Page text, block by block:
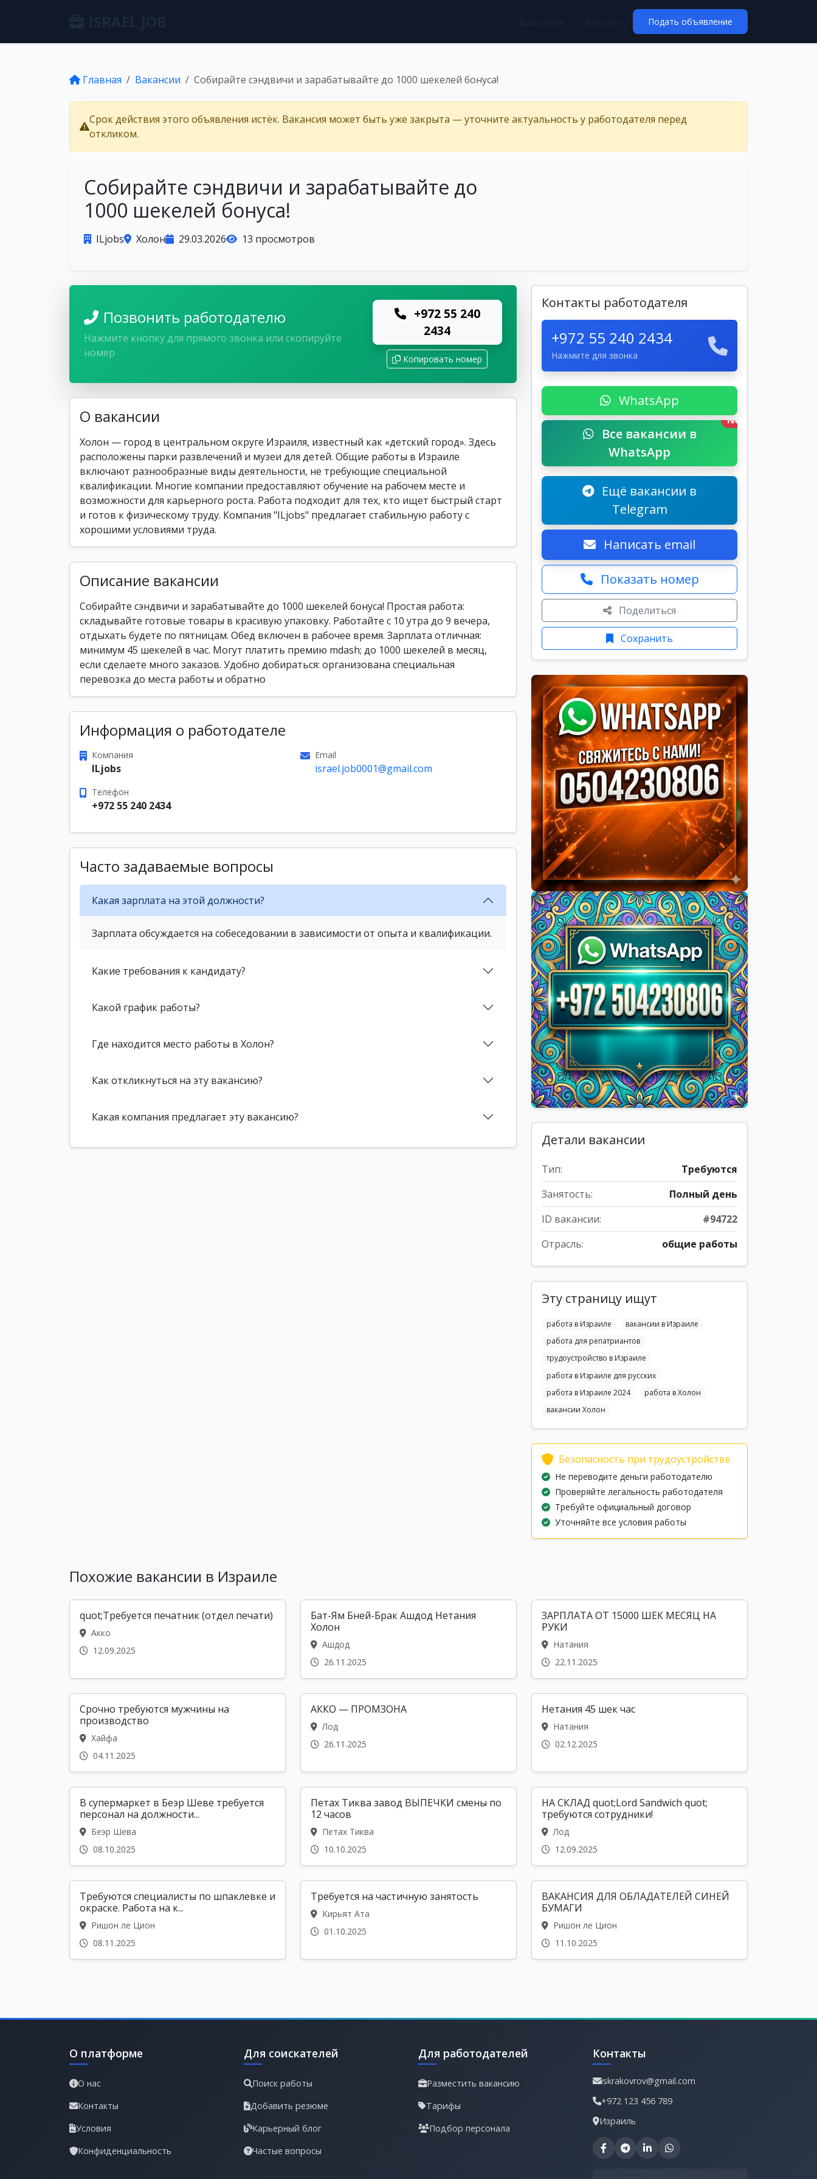
Подать объявление
Главная Вакансии Собирайте сэндвичи и зарабатывайте до 1000 шекелей бонуса!
Срок действия этого объявления истёк. Вакансия может быть уже закрыта — уточните актуальность у работодателя перед
откликом.
Собирайте сэндвичи и зарабатывайте до
1000 шекелей бонуса!
ILjobs Холон 29.03.2026 13 просмотров
Позвонить работодателю
Нажмите кнопку для прямого звонка или скопируйте
номер
+972 55 240
2434
Копировать номер
О вакансии
Холон — город в центральном округе Израиля, известный как «детский город». Здесь
расположены парки развлечений и музеи для детей. Общие работы в Израиле
включают разнообразные виды деятельности, не требующие специальной
квалификации. Многие компании предоставляют обучение на рабочем месте и
возможности для карьерного роста. Работа подходит для тех, кто ищет быстрый старт
и готов к физическому труду. Компания "ILjobs" предлагает стабильную работу с
хорошими условиями труда.
Описание вакансии
Собирайте сэндвичи и зарабатывайте до 1000 шекелей бонуса! Простая работа:
складывайте готовые товары в красивую упаковку. Работайте с 10 утра до 9 вечера,
отдыхать будете по пятницам. Обед включен в рабочее время. Зарплата отличная:
минимум 45 шекелей в час. Могут платить премию mdash; до 1000 шекелей в месяц,
если сделаете много заказов. Удобно добираться: организована специальная
перевозка до места работы и обратно
Информация о работодателе
Компания
ILjobs
Email
israel.job0001@gmail.com
Телефон
+972 55 240 2434
Часто задаваемые вопросы
Какая зарплата на этой должности?
Зарплата обсуждается на собеседовании в зависимости от опыта и квалификации.
Какие требования к кандидату?
Какой график работы?
Где находится место работы в Холон?
Как откликнуться на эту вакансию?
Какая компания предлагает эту вакансию?
Контакты работодателя
+972 55 240 2434
Нажмите для звонка
WhatsApp
Все вакансии в
WhatsApp
New
Ещё вакансии в
Telegram
Написать email
Показать номер
Поделиться
Сохранить
Детали вакансии
Тип:
Требуются
Занятость:
Полный день
ID вакансии:
#94722
Отрасль:
общие работы
Эту страницу ищут
работа в Израиле
вакансии в Израиле
работа для репатриантов
трудоустройство в Израиле
работа в Израиле для русских
работа в Израиле 2024
работа в Холон
вакансии Холон
Безопасность при трудоустройстве
Не переводите деньги работодателю
Проверяйте легальность работодателя
Требуйте официальный договор
Уточняйте все условия работы
Похожие вакансии в Израиле
quot;Требуется печатник (отдел печати)
Акко
12.09.2025
Бат-Ям Бней-Брак Ашдод Нетания
Холон
Ашдод
26.11.2025
ЗАРПЛАТА ОТ 15000 ШЕК МЕСЯЦ НА
РУКИ
Натания
22.11.2025
Срочно требуются мужчины на
производство
Хайфа
04.11.2025
АККО — ПРОМЗОНА
Лод
26.11.2025
Нетания 45 шек час
Натания
02.12.2025
В супермаркет в Беэр Шеве требуется
персонал на должности...
Беэр Шева
08.10.2025
Петах Тиква завод ВЫПЕЧКИ смены по
12 часов
Петах Тиква
10.10.2025
НА СКЛАД quot;Lord Sandwich quot;
требуются сотрудники!
Лод
12.09.2025
Требуются специалисты по шпаклевке и
окраске. Работа на к...
Ришон ле Цион
08.11.2025
Требуется на частичную занятость
Кирьят Ата
01.10.2025
ВАКАНСИЯ ДЛЯ ОБЛАДАТЕЛЕЙ СИНЕЙ
БУМАГИ
Ришон ле Цион
11.10.2025
О платформе
О нас
Контакты
Условия
Конфиденциальность
Для соискателей
Поиск работы
Добавить резюме
Карьерный блог
Частые вопросы
Для работодателей
Разместить вакансию
Тарифы
Подбор персонала
Контакты
iskrakovrov@gmail.com
+972 123 456 789
Израиль